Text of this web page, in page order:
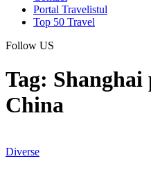
Portal Travelistul
Top 50 Travel
Follow US
Tag: Shanghai
China
Diverse